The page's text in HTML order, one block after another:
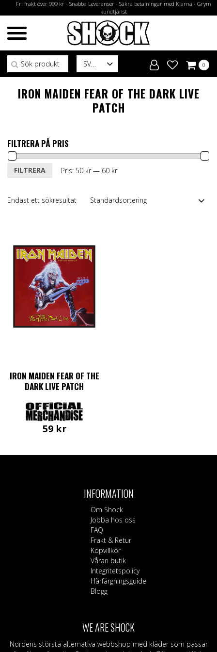
Fri frakt över 999 kr - Snabba Leveranser - Säkra betalningar med Klarna - Grym
kundtjänst
SV
Sök efter:
0
IRON MAIDEN FEAR OF THE DARK LIVE
PATCH
FILTRERA PÅ PRIS
Min
MaxFILTRERA Pris: 50 kr— 60 kr
Endast ett sökresultat
IRON MAIDEN FEAR OF THE
DARK LIVE PATCH
59 kr
INFORMATION
Om Shock
Jobba hos oss
FAQ
Frakt & Retur
Köpvillkor
Våran butik
Integritetspolicy
Hårfärgningsguide
Blogg
WE ARE SHOCK
Nordens största alternativa webbshop med kläder som passar